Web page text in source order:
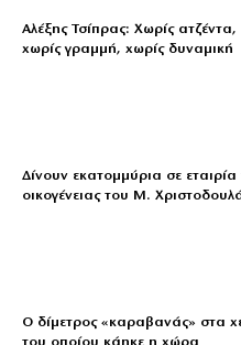
Αλέξης Τσίπρας: Χωρίς ατζέντα,
χωρίς γραμμή, χωρίς δυναμική
Δίνουν εκατομμύρια σε εταιρία
οικογένειας του Μ.
Ο δίμετρος «καραβανάς» στα